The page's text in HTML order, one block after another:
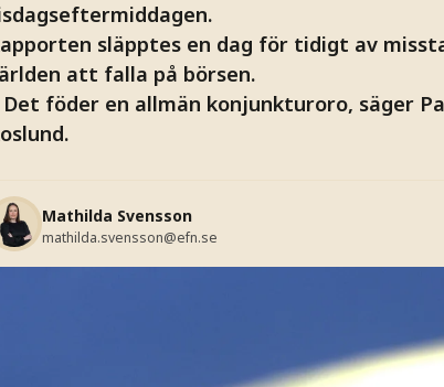
släpptes en dag för tidigt av
att falla på börsen.
Det föder en allmän konjunkturoro, säger
Mathilda Svensson
mathilda.svensson@efn.se